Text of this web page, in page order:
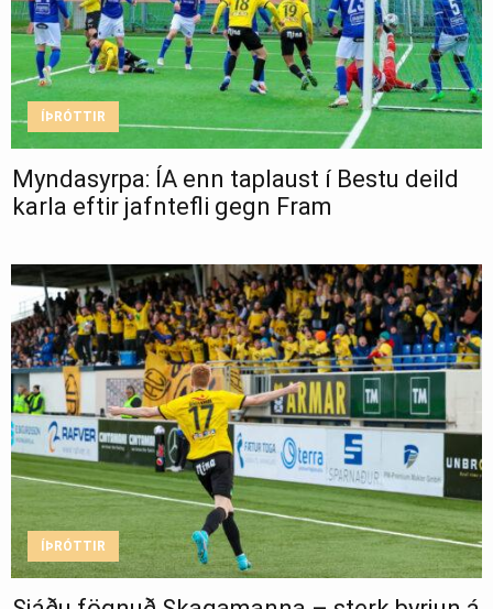
ÍÞRÓTTIR
Myndasyrpa: ÍA enn taplaust í Bestu deild
karla eftir jafntefli gegn Fram
ÍÞRÓTTIR